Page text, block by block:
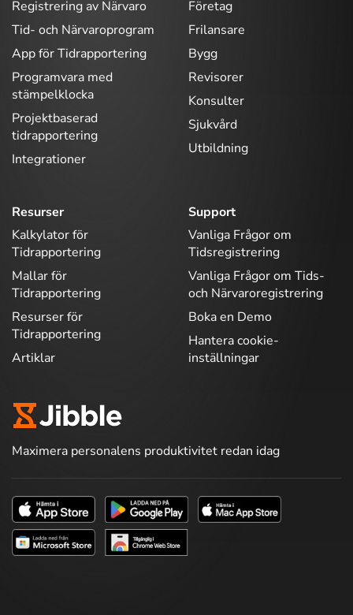
Registrering av Närvaro
Tid- och Närvaroprogram
App för Tidrapportering
Programvara med
stämpelklocka
Projektbaserad
tidrapportering
Integrationer
Företag
Frilansare
Bygg
Revisorer
Konsulter
Sjukvård
Utbildning
Resurser
Kalkylator för
Tidrapportering
Mallar för
Tidrapportering
Resurser för
Tidrapportering
Artiklar
Support
Vanliga Frågor om
Tidsregistrering
Vanliga Frågor om Tids-
och Närvaroregistrering
Boka en Demo
Hantera cookie-
inställningar
Maximera personalens produktivitet redan idag